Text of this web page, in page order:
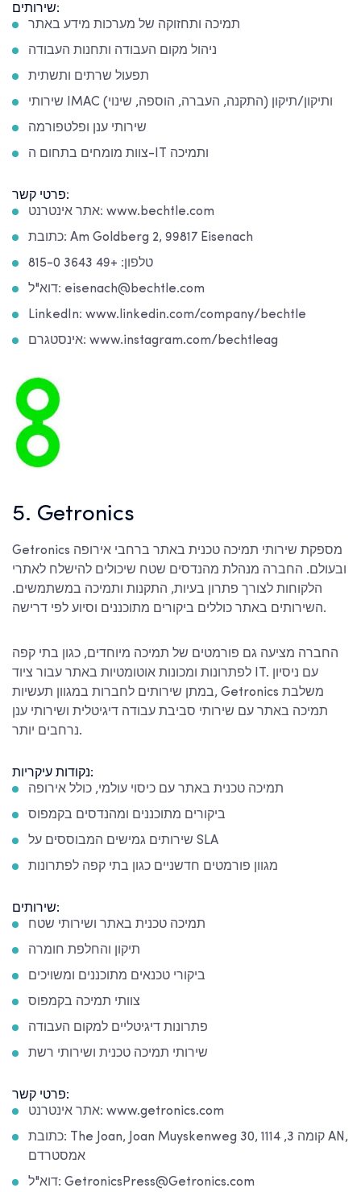
שירותים:
תמיכה ותחזוקה של מערכות מידע באתר
ניהול מקום העבודה ותחנות העבודה
תפעול שרתים ותשתית
שירותי IMAC (התקנה, העברה, הוספה, שינוי) ותיקון/תיקון
שירותי ענן ופלטפורמה
צוות מומחים בתחום ה-IT ותמיכה
פרטי קשר:
אתר אינטרנט: www.bechtle.com
כתובת: Am Goldberg 2, 99817 Eisenach
טלפון: +49 3643 815-0
דוא"ל: eisenach@bechtle.com
LinkedIn: www.linkedin.com/company/bechtle
אינסטגרם: www.instagram.com/bechtleag
5. Getronics
Getronics מספקת שירותי תמיכה טכנית באתר ברחבי אירופה
ובעולם. החברה מנהלת מהנדסים שטח שיכולים להישלח לאתרי
הלקוחות לצורך פתרון בעיות, התקנות ותמיכה במשתמשים.
השירותים באתר כוללים ביקורים מתוכננים וסיוע לפי דרישה.
החברה מציעה גם פורמטים של תמיכה מיוחדים, כגון בתי קפה
לפתרונות ומכונות אוטומטיות באתר עבור ציוד IT. עם ניסיון
במתן שירותים לחברות במגוון תעשיות, Getronics משלבת
תמיכה באתר עם שירותי סביבת עבודה דיגיטלית ושירותי ענן
נרחבים יותר.
נקודות עיקריות:
תמיכה טכנית באתר עם כיסוי עולמי, כולל אירופה
ביקורים מתוכננים ומהנדסים בקמפוס
שירותים גמישים המבוססים על SLA
מגוון פורמטים חדשניים כגון בתי קפה לפתרונות
שירותים:
תמיכה טכנית באתר ושירותי שטח
תיקון והחלפת חומרה
ביקורי טכנאים מתוכננים ומשויכים
צוותי תמיכה בקמפוס
פתרונות דיגיטליים למקום העבודה
שירותי תמיכה טכנית ושירותי רשת
פרטי קשר:
אתר אינטרנט: www.getronics.com
כתובת: The Joan, Joan Muyskenweg 30, קומה 3, 1114 AN,
אמסטרדם
דוא"ל: GetronicsPress@Getronics.com